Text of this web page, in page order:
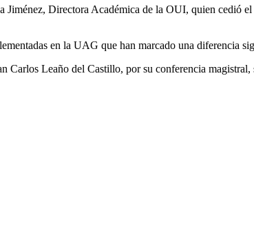
Directora Académica de la OUI, quien cedió
en la UAG que han marcado una diferencia
Leaño del Castillo, por su conferencia